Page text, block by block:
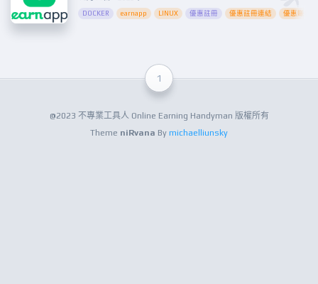
DOCKER earnapp LINUX 優惠註冊 優惠註冊連結 優惠賺錢
1
@2023 不專業工具人 Online Earning Handyman 版權所有
Theme niRvana By michaelliunsky